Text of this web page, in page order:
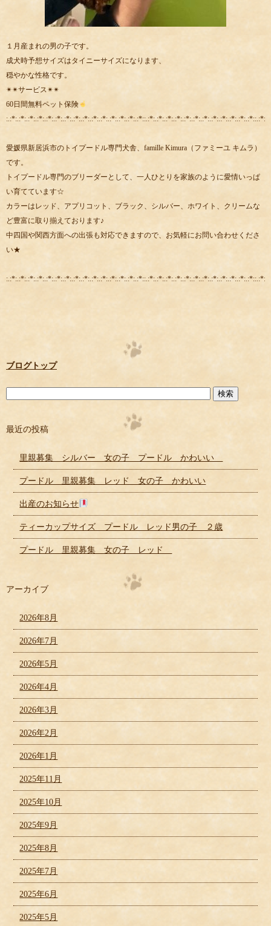
１月産まれの男の子です。
成犬時予想サイズはタイニーサイズになります、
穏やかな性格です。
✴︎✴︎サービス✴︎✴︎
60日間無料ペット保険
:.:*:.:*:.:*:.:*:.:*:.:*:.:*:.:*:.:*:.:*:.:*:.:*:.:*:.:*:.:*::.:*:.:*:.:*:.:*:.:*:.:*:.:*:.:*:.:*:.:*:.:*:.:*::.:*:.:
愛媛県新居浜市のトイプードル専門犬舎、famille Kimura（ファミーユ キムラ）
です。
トイプードル専門のブリーダーとして、一人ひとりを家族のように愛情いっぱ
い育てています☆
カラーはレッド、アプリコット、ブラック、シルバー、ホワイト、クリームな
ど豊富に取り揃えております♪
中四国や関西方面への出張も対応できますので、お気軽にお問い合わせくださ
い★
:.:*:.:*:.:*:.:*:.:*:.:*:.:*:.:*:.:*:.:*:.:*:.:*:.:*:.:*:.:*::.:*:.:*:.:*:.:*:.:*:.:*:.:*:.:*:.:*:.:*:.:*:.:*::.:*:.:
ブログトップ
最近の投稿
里親募集 シルバー 女の子 プードル かわいい
プードル 里親募集 レッド 女の子 かわいい
出産のお知らせ
ティーカップサイズ プードル レッド男の子 ２歳
プードル 里親募集 女の子 レッド
アーカイブ
2026年8月
2026年7月
2026年5月
2026年4月
2026年3月
2026年2月
2026年1月
2025年11月
2025年10月
2025年9月
2025年8月
2025年7月
2025年6月
2025年5月